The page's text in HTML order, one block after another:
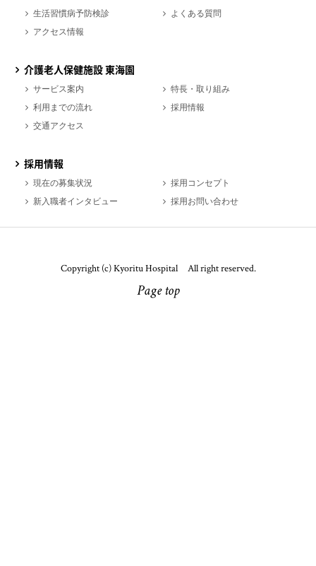
生活習慣病予防検診
よくある質問
アクセス情報
介護老人保健施設 東海園
サービス案内
特長・取り組み
利用までの流れ
採用情報
交通アクセス
採用情報
現在の募集状況
採用コンセプト
新入職者インタビュー
採用お問い合わせ
Copyright (c) Kyoritu Hospital All right reserved.
Page top